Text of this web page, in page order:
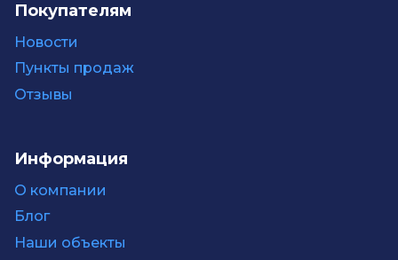
Покупателям
Новости
Пункты продаж
Отзывы
Информация
О компании
Блог
Наши объекты